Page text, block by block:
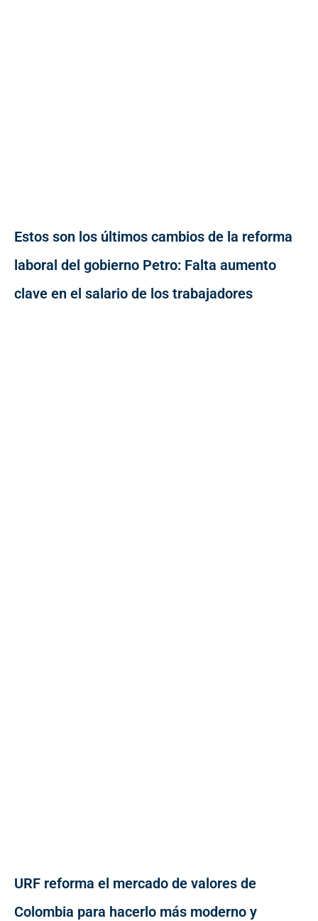
Estos son los últimos cambios de la reforma
laboral del gobierno Petro: Falta aumento
clave en el salario de los trabajadores
URF reforma el mercado de valores de
Colombia para hacerlo más moderno y